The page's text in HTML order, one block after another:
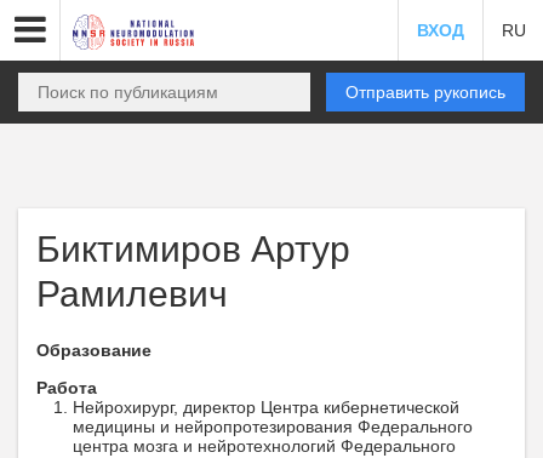
ВХОД RU
Отправить рукопись
Биктимиров Артур
Рамилевич
Образование
Работа
Нейрохирург, директор Центра кибернетической
медицины и нейропротезирования Федерального
центра мозга и нейротехнологий Федерального